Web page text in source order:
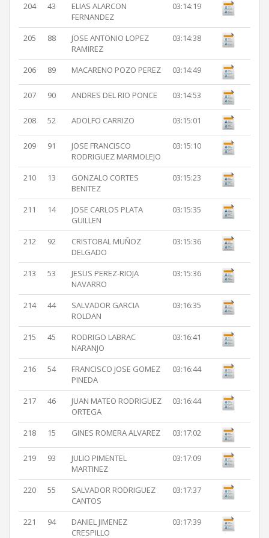
204 43
ELIAS ALARCON
FERNANDEZ
03:14:19
205 88
JOSE ANTONIO LOPEZ
RAMIREZ
03:14:38
206 89 MACARENO POZO PEREZ 03:14:49
207 90 ANDRES DEL RIO PONCE 03:14:53
208 52 ADOLFO CARRIZO 03:15:01
209 91
JOSE FRANCISCO
RODRIGUEZ MARMOLEJO
03:15:10
210 13
GONZALO CORTES
BENITEZ
03:15:23
211 14
JOSE CARLOS PLATA
GUILLEN
03:15:35
212 92
CRISTOBAL MUÑOZ
DELGADO
03:15:36
213 53
JESUS PEREZ-RIOJA
NAVARRO
03:15:36
214 44
SALVADOR GARCIA
ROLDAN
03:16:35
215 45
RODRIGO LABRAC
NARANJO
03:16:41
216 54
FRANCISCO JOSE GOMEZ
PINEDA
03:16:44
217 46
JUAN MATEO RODRIGUEZ
ORTEGA
03:16:44
218 15 GINES ROMERA ALVAREZ 03:17:02
219 93
JULIO PIMENTEL
MARTINEZ
03:17:09
220 55
SALVADOR RODRIGUEZ
CANTOS
03:17:37
221 94
DANIEL JIMENEZ
CRESPILLO
03:17:39